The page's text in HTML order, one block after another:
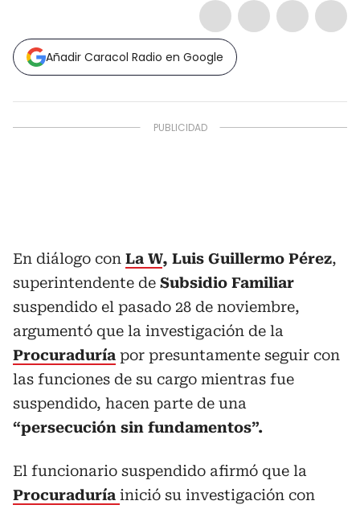
Añadir Caracol Radio en Google
En diálogo con La W, Luis Guillermo Pérez,
superintendente de Subsidio Familiar
suspendido el pasado 28 de noviembre,
argumentó que la investigación de la
Procuraduría por presuntamente seguir con
las funciones de su cargo mientras fue
suspendido, hacen parte de una
“persecución sin fundamentos”.
El funcionario suspendido afirmó que la
Procuraduría inició su investigación con